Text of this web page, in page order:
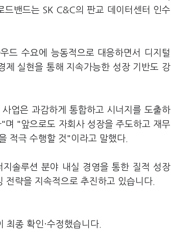
드밴드는 SK C&C의 판교 데이터센터 인수
드 수요에 능동적으로 대응하면서 디지털
제 실현을 통해 지속가능한 성장 기반도 강
업은 과감하게 통합하고 시너지를 도출하
며 "앞으로도 자회사 성장을 주도하고 재무
적극 수행할 것"이라고 말했다.
솔루션 분야 내실 경영을 통한 질적 성장
략을 지속적으로 추진하고 있습니다.
종 확인·수정했습니다.